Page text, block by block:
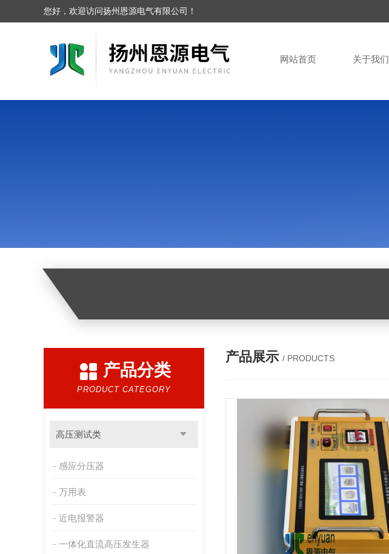
您好，欢迎访问扬州恩源电气有限公司！
网站首页 关于我们
产品分类
PRODUCT CATEGORY
高压测试类
感应分压器
万用表
近电报警器
一体化直流高压发生器
产品展示 / PRODUCTS